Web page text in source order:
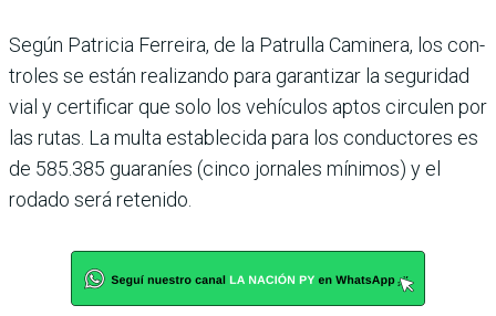
Según Patricia Ferreira, de la Patrulla Caminera, los con­
troles se están realizando para garantizar la seguridad
vial y certificar que solo los vehículos aptos circulen por
las rutas. La multa estable­cida para los conductores es
de 585.385 guaraníes (cinco jornales mínimos) y el
rodado será retenido.